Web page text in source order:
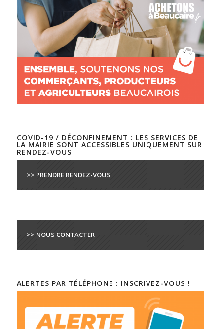
COVID-19 / DÉCONFINEMENT : LES SERVICES DE
LA MAIRIE SONT ACCESSIBLES UNIQUEMENT SUR
RENDEZ-VOUS
>> PRENDRE RENDEZ-VOUS
>> NOUS CONTACTER
ALERTES PAR TÉLÉPHONE : INSCRIVEZ-VOUS !